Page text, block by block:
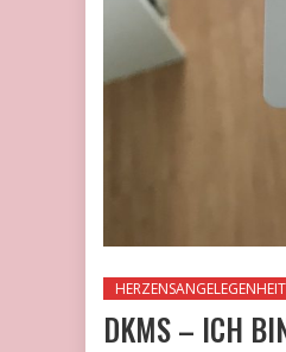
DKMS – ICH